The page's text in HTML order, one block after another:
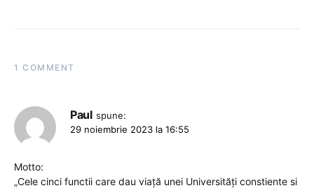
1 COMMENT
Paul spune:
29 noiembrie 2023 la 16:55
Motto:
„Cele cinci functii care dau viaţă unei Universităţi constiente si